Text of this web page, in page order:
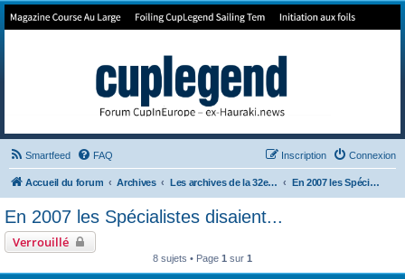
Forum de Cup In Europe
Smartfeed FAQ Connexion
Inscription
Accueil du forum Archives Les archives de la 32e America's Cup En 2007 les Spécialistes disaient...
En 2007 les Spécialistes disaient...
Verrouillé
8 sujets • Page 1 sur 1